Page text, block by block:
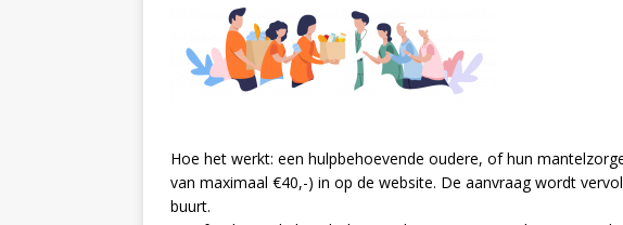
Hoe het werkt: een hulpbehoevende oudere, of hun
van maximaal €40,-) in op de website. De aanvraag wordt
buurt.